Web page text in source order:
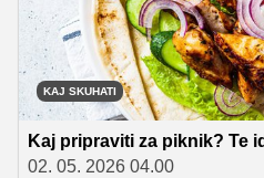
bomo dali zraven".
KAJ SKUHATI
Kaj pripraviti za piknik? Te
02. 05. 2026 04.00